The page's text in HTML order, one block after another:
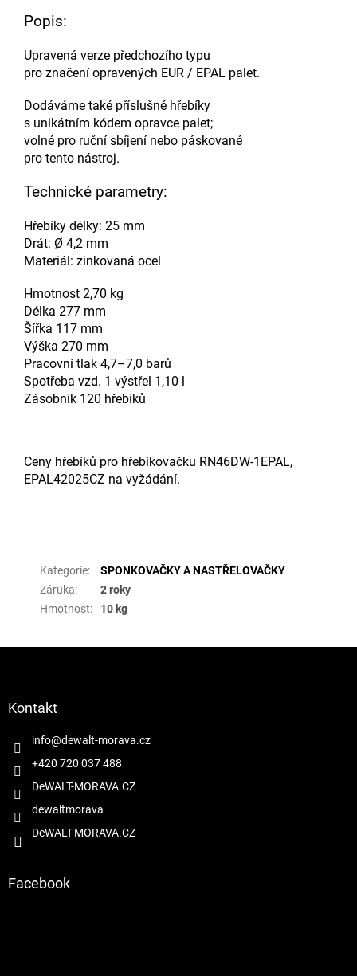
Popis:
Upravená verze předchozího typu
pro značení opravených EUR / EPAL palet.
Dodáváme také příslušné hřebíky
s unikátním kódem opravce palet;
volné pro ruční sbíjení nebo páskované
pro tento nástroj.
Technické parametry:
Hřebíky délky: 25 mm
Drát: Ø 4,2 mm
Materiál: zinkovaná ocel
Hmotnost 2,70 kg
Délka 277 mm
Šířka 117 mm
Výška 270 mm
Pracovní tlak 4,7–7,0 barů
Spotřeba vzd. 1 výstřel 1,10 l
Zásobník 120 hřebíků
Ceny hřebíků pro hřebíkovačku RN46DW-1EPAL,
EPAL42025CZ na vyžádání.
Kategorie:
SPONKOVAČKY A NASTŘELOVAČKY
Záruka:
2 roky
Hmotnost: 10 kg
Kontakt
info@dewalt-morava.cz
+420 720 037 488
DeWALT-MORAVA.CZ
dewaltmorava
DeWALT-MORAVA.CZ
Facebook